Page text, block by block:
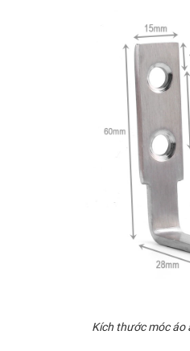
Kích thước móc áo